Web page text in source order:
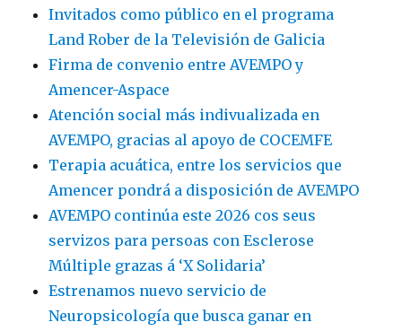
Invitados como público en el programa
Land Rober de la Televisión de Galicia
Firma de convenio entre AVEMPO y
Amencer-Aspace
Atención social más indivualizada en
AVEMPO, gracias al apoyo de COCEMFE
Terapia acuática, entre los servicios que
Amencer pondrá a disposición de AVEMPO
AVEMPO continúa este 2026 cos seus
servizos para persoas con Esclerose
Múltiple grazas á ‘X Solidaria’
Estrenamos nuevo servicio de
Neuropsicología que busca ganar en